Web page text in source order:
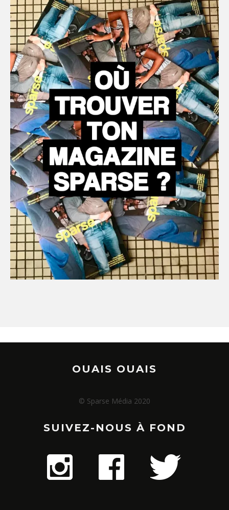
OUAIS OUAIS
© Sparse Média 2020
SUIVEZ-NOUS À FOND